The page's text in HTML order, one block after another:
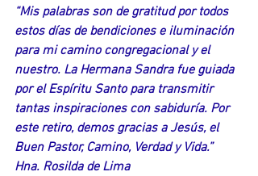
“Mis palabras son de gratitud por todos
estos días de bendiciones e iluminación
para mi camino congregacional y el
nuestro. La Hermana Sandra fue guiada
por el Espíritu Santo para transmitir
tantas inspiraciones con sabiduría. Por
este retiro, demos gracias a Jesús, el
Buen Pastor, Camino, Verdad y Vida.”
Hna. Rosilda de Lima